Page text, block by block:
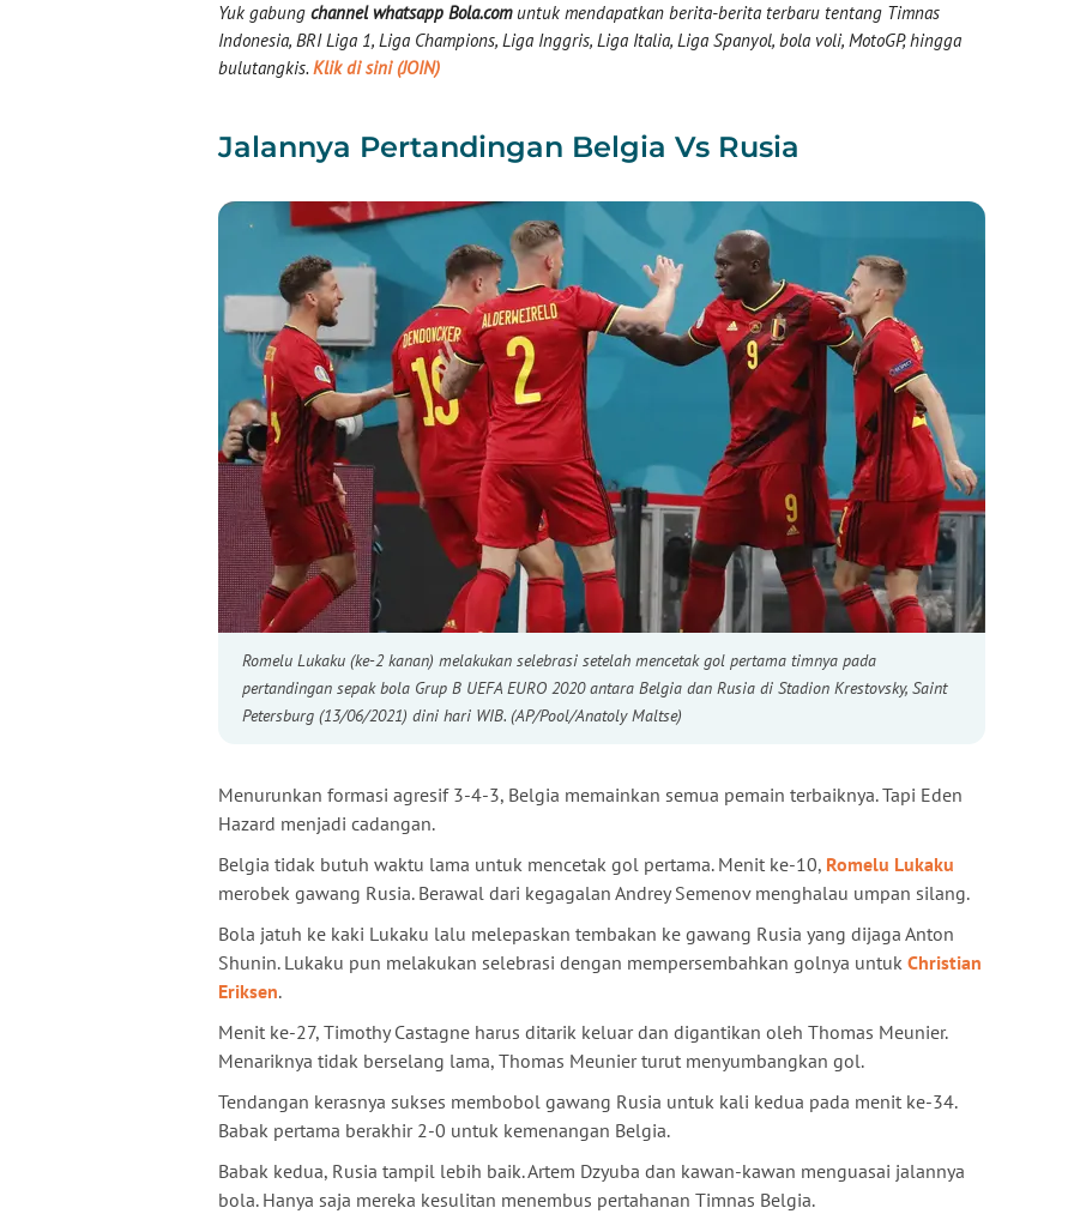
Yuk gabung channel whatsapp Bola.comuntuk mendapatkan berita-berita terbaru tentang Timnas
Indonesia, BRI Liga 1, Liga Champions, Liga Inggris, Liga Italia, Liga Spanyol, bola voli, MotoGP, hingga
bulutangkis. Klik di sini (JOIN)
Jalannya Pertandingan Belgia Vs Rusia
Romelu Lukaku (ke-2 kanan) melakukan selebrasi setelah mencetak gol pertama timnya pada
pertandingan sepak bola Grup B UEFA EURO 2020 antara Belgia dan Rusia di Stadion Krestovsky, Saint
Petersburg (13/06/2021) dini hari WIB. (AP/Pool/Anatoly Maltse)
Menurunkan formasi agresif 3-4-3, Belgia memainkan semua pemain terbaiknya. Tapi Eden
Hazard menjadi cadangan.
Belgia tidak butuh waktu lama untuk mencetak gol pertama. Menit ke-10, Romelu Lukaku
merobek gawang Rusia. Berawal dari kegagalan Andrey Semenov menghalau umpan silang.
Bola jatuh ke kaki Lukaku lalu melepaskan tembakan ke gawang Rusia yang dijaga Anton
Shunin. Lukaku pun melakukan selebrasi dengan mempersembahkan golnya untuk Christian
Eriksen.
Menit ke-27, Timothy Castagne harus ditarik keluar dan digantikan oleh Thomas Meunier.
Menariknya tidak berselang lama, Thomas Meunier turut menyumbangkan gol.
Tendangan kerasnya sukses membobol gawang Rusia untuk kali kedua pada menit ke-34.
Babak pertama berakhir 2-0 untuk kemenangan Belgia.
Babak kedua, Rusia tampil lebih baik. Artem Dzyuba dan kawan-kawan menguasai jalannya
bola. Hanya saja mereka kesulitan menembus pertahanan Timnas Belgia.